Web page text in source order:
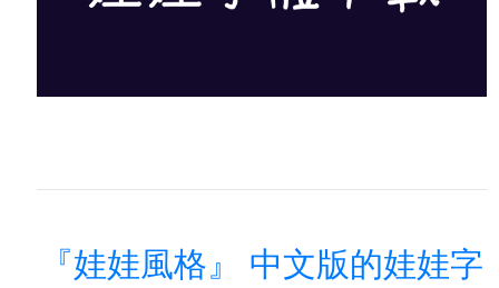
『娃娃風格』 中文版的娃娃字